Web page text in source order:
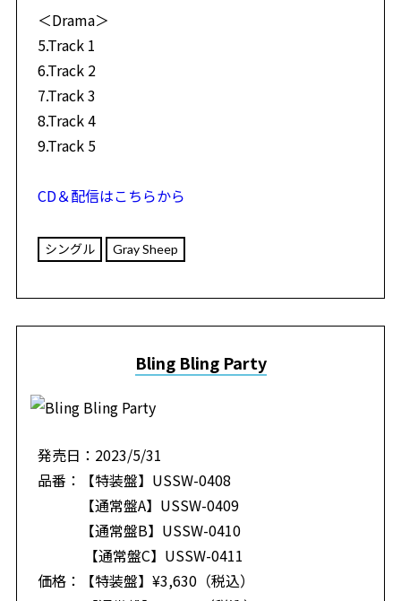
＜Drama＞
5.Track 1
6.Track 2
7.Track 3
8.Track 4
9.Track 5
CD＆配信はこちらから
シングル Gray Sheep
Bling Bling Party
発売日：2023/5/31
品番：【特装盤】USSW-0408
【通常盤A】USSW-0409
【通常盤B】USSW-0410
【通常盤C】USSW-0411
価格：【特装盤】¥3,630（税込）